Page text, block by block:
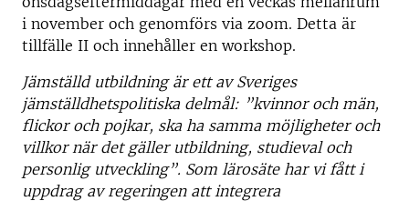
i november och genomförs via zoom. Detta är
tillfälle II och innehåller en workshop.
Jämställd utbildning är ett av Sveriges
jämställdhetspolitiska delmål: ”kvinnor och män,
flickor och pojkar, ska ha samma möjligheter och
villkor när det gäller utbildning, studieval och
personlig utveckling”. Som lärosäte har vi fått i
uppdrag av regeringen att integrera